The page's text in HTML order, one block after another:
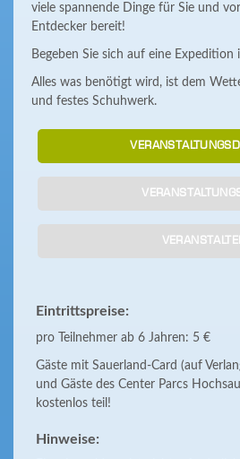
viele spannende Dinge für Sie und
Entdecker bereit!
Begeben Sie sich auf eine Expedition
Alles was benötigt wird, ist dem
und festes Schuhwerk.
Eintrittspreise:
pro Teilnehmer ab 6 Jahren: 5 €
Gäste mit Sauerland-Card (auf
und Gäste des Center Parcs
kostenlos teil!
Hinweise: